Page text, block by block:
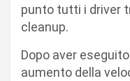
punto tutti i driver
cleanup.
Dopo aver
aumento della